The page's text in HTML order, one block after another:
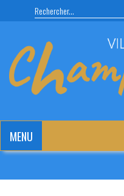
MENU
Panneau de gestion des cookies